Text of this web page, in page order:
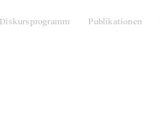
Diskursprogramm Publikationen